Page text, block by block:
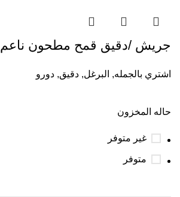
حاله المخزون
غير متوفر
متوفر
جريش /دقيق قمح مطحون ناعم 800 جم
اشتري بالجمله, البرغل, دقيق, دورو